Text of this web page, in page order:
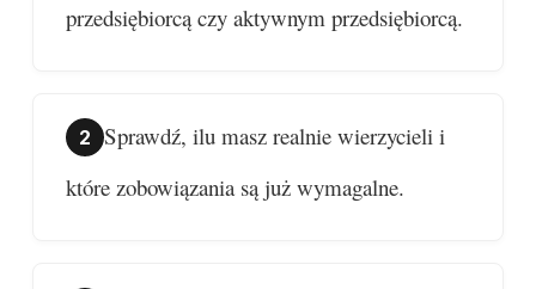
przedsiębiorcą czy aktywnym przedsiębiorcą.
Sprawdź, ilu masz realnie wierzycieli i
które zobowiązania są już wymagalne.